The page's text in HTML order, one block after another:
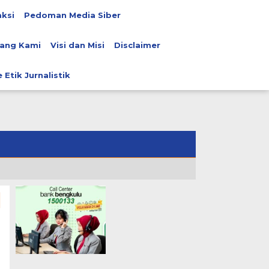
Pedoman Media Siber
Kami Visi dan Misi Disclaimer
Etik Jurnalistik